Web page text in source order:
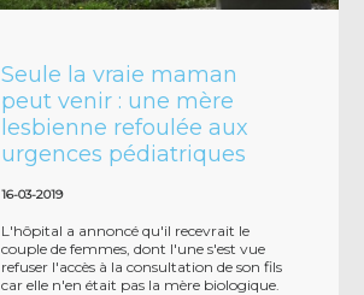
Seule la vraie maman
peut venir : une mère
lesbienne refoulée aux
urgences pédiatriques
16-03-2019
L'hôpital a annoncé qu'il recevrait le
couple de femmes, dont l'une s'est vue
refuser l'accès à la consultation de son fils
car elle n'en était pas la mère biologique.